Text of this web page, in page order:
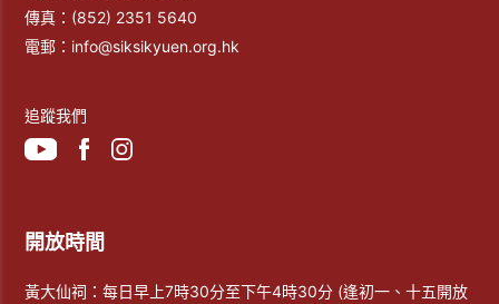
傳真： (852) 2351 5640
電郵： info@siksikyuen.org.hk
追蹤我們
開放時間
黃大仙祠：每日早上7時30分至下午4時30分 (逢初一、十五開放